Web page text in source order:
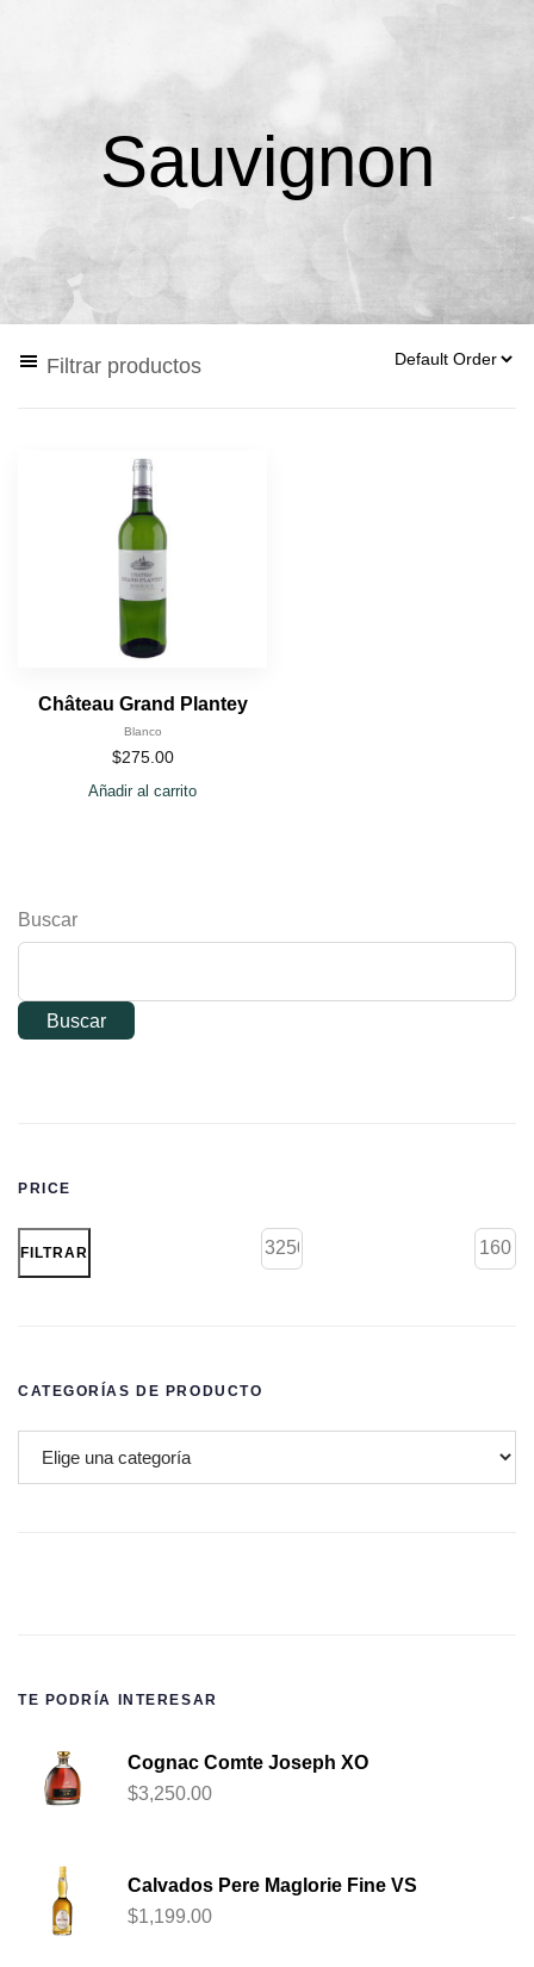
Sauvignon
Filtrar productos
Château Grand Plantey
Blanco
$275.00
Añadir al carrito
Buscar
Buscar
PRICE
FILTRAR
CATEGORÍAS DE PRODUCTO
TE PODRÍA INTERESAR
Cognac Comte Joseph XO
$3,250.00
Calvados Pere Maglorie Fine VS
$1,199.00